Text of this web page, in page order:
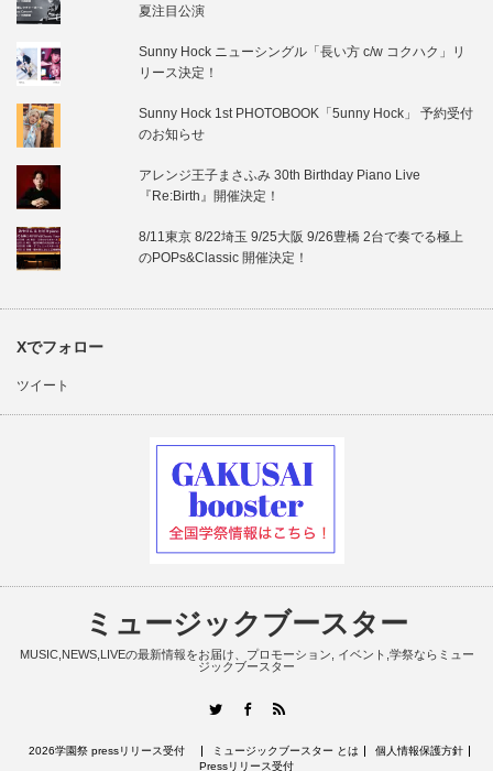
夏注目公演
Sunny Hock ニューシングル「長い方 c/w コクハク」リ
リース決定！
Sunny Hock 1st PHOTOBOOK「5unny Hock」 予約受付
のお知らせ
アレンジ王子まさふみ 30th Birthday Piano Live
『Re:Birth』開催決定！
8/11東京 8/22埼玉 9/25大阪 9/26豊橋 2台で奏でる極上
のPOPs&Classic 開催決定！
Xでフォロー
ツイート
ミュージックブースター
MUSIC,NEWS,LIVEの最新情報をお届け、プロモーション, イベント,学祭ならミュー
ジックブースター
TwitterFacebook
2026学園祭 pressリリース受付 ミュージックブースター とは
個人情報保護方針
Pressリリース受付